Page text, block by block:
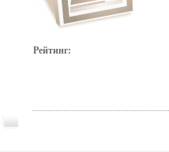
Рейтинг: